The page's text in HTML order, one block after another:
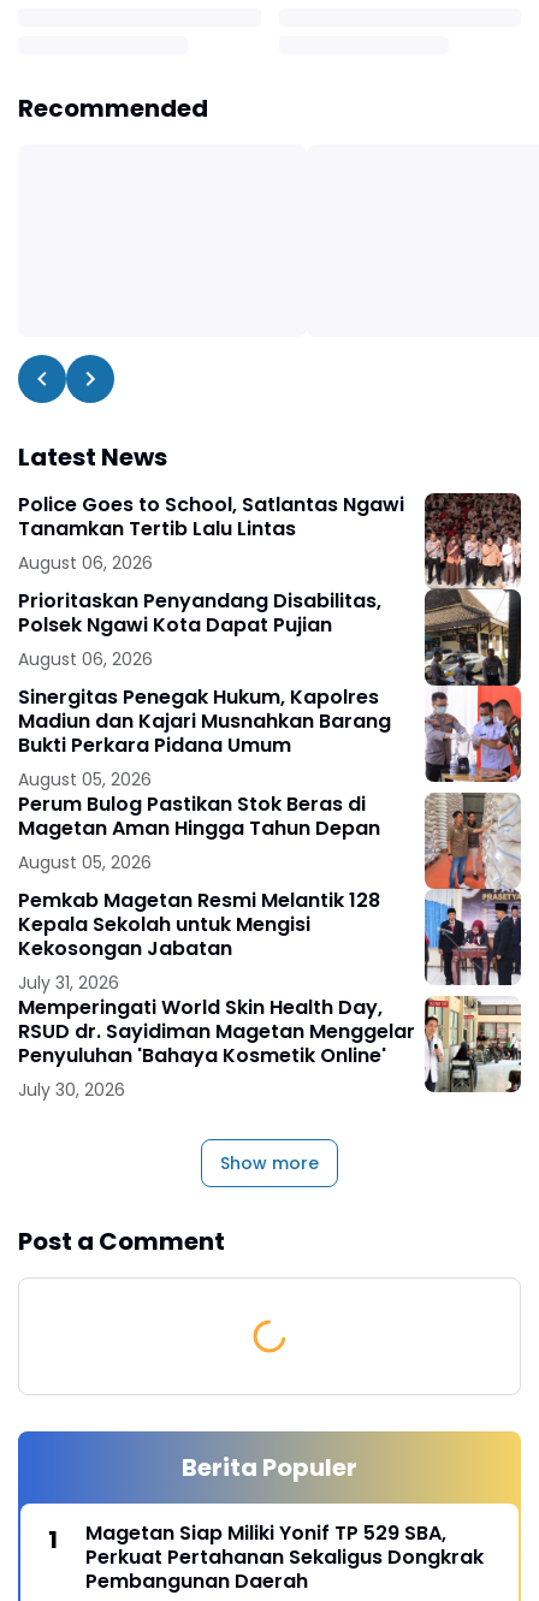
Recommended
Latest News
Police Goes to School, Satlantas Ngawi
Tanamkan Tertib Lalu Lintas
August 06, 2026
Prioritaskan Penyandang Disabilitas,
Polsek Ngawi Kota Dapat Pujian
August 06, 2026
Sinergitas Penegak Hukum, Kapolres
Madiun dan Kajari Musnahkan Barang
Bukti Perkara Pidana Umum
August 05, 2026
Perum Bulog Pastikan Stok Beras di
Magetan Aman Hingga Tahun Depan
August 05, 2026
Pemkab Magetan Resmi Melantik 128
Kepala Sekolah untuk Mengisi
Kekosongan Jabatan
July 31, 2026
Memperingati World Skin Health Day,
RSUD dr. Sayidiman Magetan Menggelar
Penyuluhan 'Bahaya Kosmetik Online'
July 30, 2026
Show more
Post a Comment
Berita Populer
Magetan Siap Miliki Yonif TP 529 SBA,
Perkuat Pertahanan Sekaligus Dongkrak
Pembangunan Daerah